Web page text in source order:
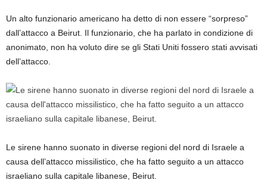
Un alto funzionario americano ha detto di non essere “sorpreso”
dall’attacco a Beirut. Il funzionario, che ha parlato in condizione di
anonimato, non ha voluto dire se gli Stati Uniti fossero stati avvisati
dell’attacco.
Le sirene hanno suonato in diverse regioni del nord di Israele a
causa dell’attacco missilistico, che ha fatto seguito a un attacco
israeliano sulla capitale libanese, Beirut.